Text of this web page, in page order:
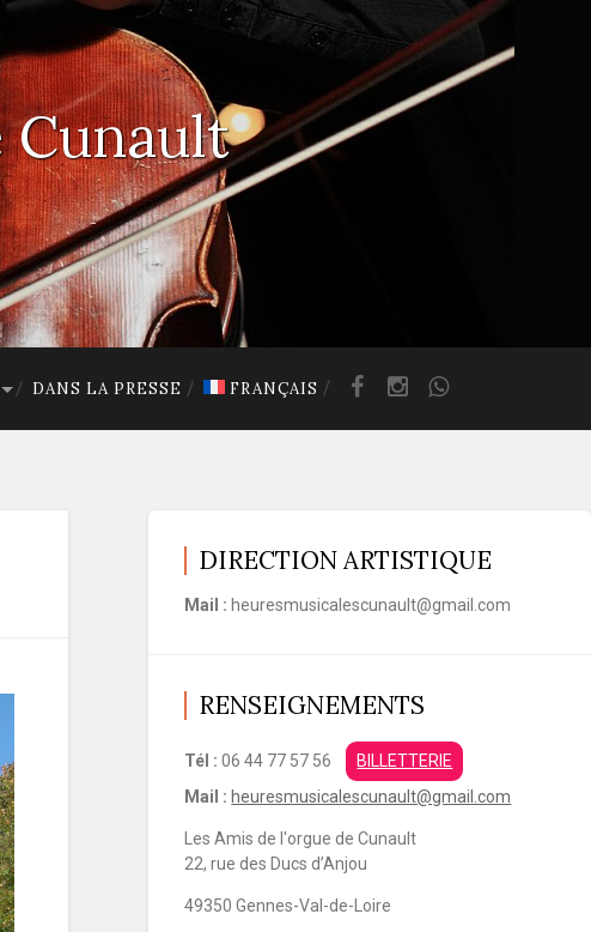
Cunault
DANS LA PRESSE FRANÇAIS
DIRECTION ARTISTIQUE
Mail : heuresmusicalescunault@gmail.com
RENSEIGNEMENTS
Tél : 06 44 77 57 56
BILLETTERIE
Mail : heuresmusicalescunault@gmail.com
Les Amis de l'orgue de Cunault
22, rue des Ducs d’Anjou
49350 Gennes-Val-de-Loire